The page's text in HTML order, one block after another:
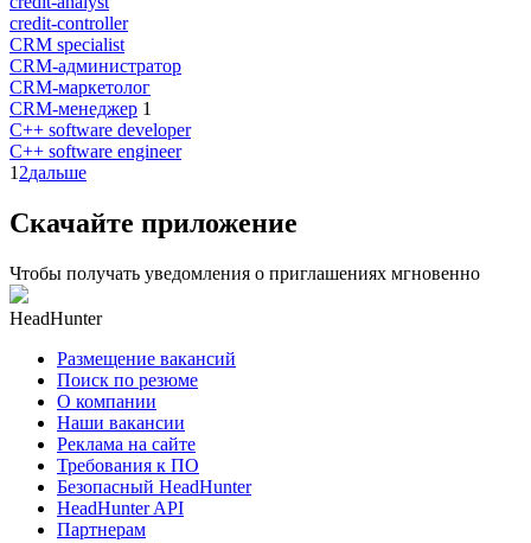
credit-controller
CRM specialist
CRM-администратор
CRM-маркетолог
CRM-менеджер 1
C++ software developer
C++ software engineer
1 2дальше
Скачайте приложение
Чтобы получать уведомления о приглашениях мгновенно
HeadHunter
Размещение вакансий
Поиск по резюме
О компании
Наши вакансии
Реклама на сайте
Требования к ПО
Безопасный HeadHunter
HeadHunter API
Партнерам